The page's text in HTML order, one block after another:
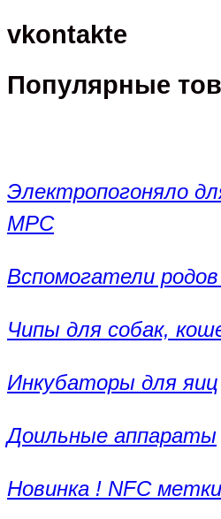
vkontakte
Популярные
Электропогоняло
МРС
Вспомогатели
Чипы для собак,
Инкубаторы для яиц
Доильные аппараты
Новинка ! NFC